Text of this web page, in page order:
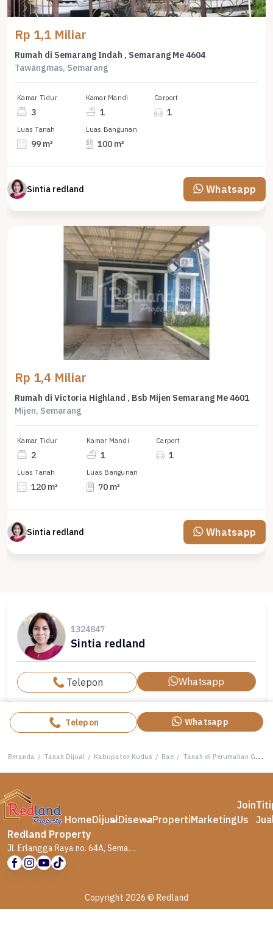
Rp 1,1 Miliar
Rumah di Semarang Indah , Semarang Me 4604
Tawangmas, Semarang
Kamar Tidur
3
Kamar Mandi
1
Carport
1
Luas Tanah
99 m²
Luas Bangunan
100 m²
Sintia redland Whatsapp
Rp 1,4 Miliar
Rumah di Victoria Highland , Bsb Mijen Semarang Me 4601
Mijen, Semarang
Kamar Tidur
2
Kamar Mandi
1
Carport
1
Luas Tanah
120 m²
Luas Bangunan
70 m²
Sintia redland Whatsapp
1324847
Sintia redland
Telepon Whatsapp
Telepon Whatsapp
Beranda / Tanah Dijual / Kabupaten Kudus / Bae / Tanah di Perumahan Griya Kastara, Kudus Si Me 6089
HomeDijualDisewaPropertiMarketing
Join
Us
Redland Property
Jl. Erlangga Raya no. 64A, Semarang
Copyright 2026 © Redland